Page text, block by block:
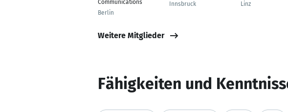
Communications
Berlin
Innsbruck
Linz
Weitere Mitglieder
Fähigkeiten und